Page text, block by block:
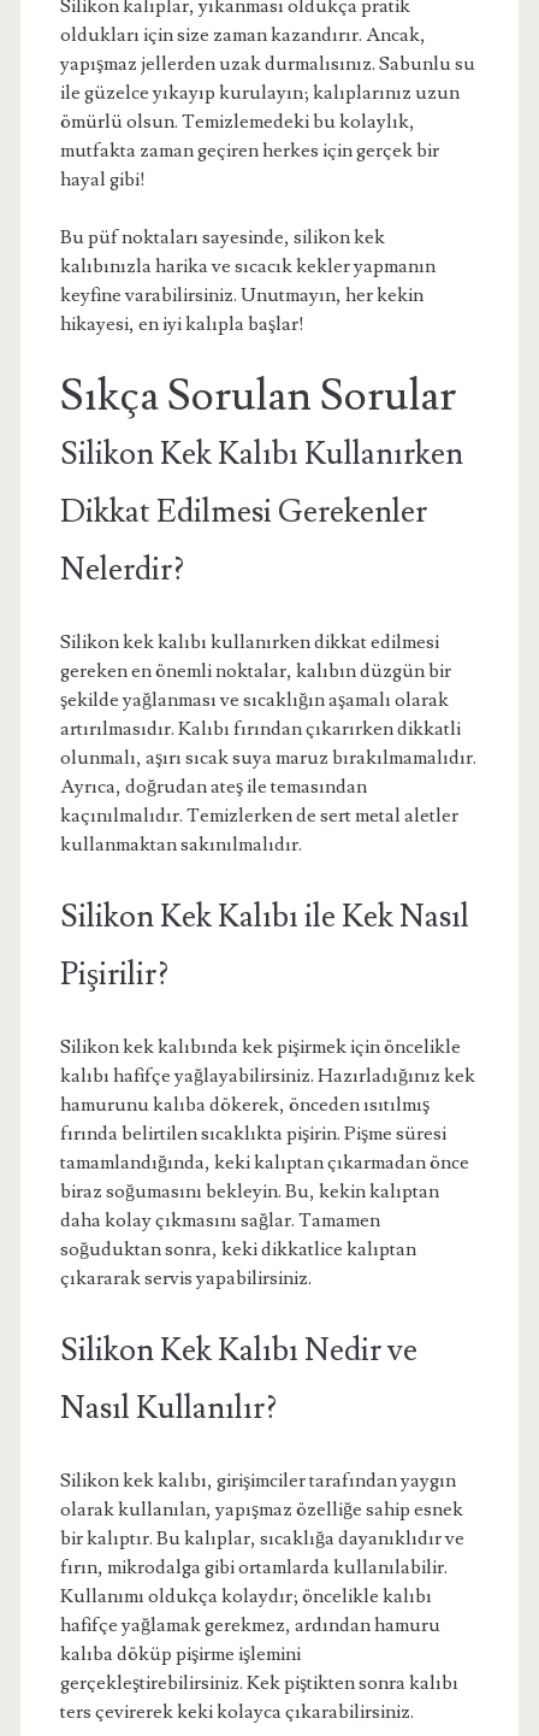
Silikon kalıplar, yıkanması oldukça pratik
oldukları için size zaman kazandırır. Ancak,
yapışmaz jellerden uzak durmalısınız. Sabunlu su
ile güzelce yıkayıp kurulayın; kalıplarınız uzun
ömürlü olsun. Temizlemedeki bu kolaylık,
mutfakta zaman geçiren herkes için gerçek bir
hayal gibi!
Bu püf noktaları sayesinde, silikon kek
kalıbınızla harika ve sıcacık kekler yapmanın
keyfine varabilirsiniz. Unutmayın, her kekin
hikayesi, en iyi kalıpla başlar!
Sıkça Sorulan Sorular
Silikon Kek Kalıbı Kullanırken
Dikkat Edilmesi Gerekenler
Nelerdir?
Silikon kek kalıbı kullanırken dikkat edilmesi
gereken en önemli noktalar, kalıbın düzgün bir
şekilde yağlanması ve sıcaklığın aşamalı olarak
artırılmasıdır. Kalıbı fırından çıkarırken dikkatli
olunmalı, aşırı sıcak suya maruz bırakılmamalıdır.
Ayrıca, doğrudan ateş ile temasından
kaçınılmalıdır. Temizlerken de sert metal aletler
kullanmaktan sakınılmalıdır.
Silikon Kek Kalıbı ile Kek Nasıl
Pişirilir?
Silikon kek kalıbında kek pişirmek için öncelikle
kalıbı hafifçe yağlayabilirsiniz. Hazırladığınız kek
hamurunu kalıba dökerek, önceden ısıtılmış
fırında belirtilen sıcaklıkta pişirin. Pişme süresi
tamamlandığında, keki kalıptan çıkarmadan önce
biraz soğumasını bekleyin. Bu, kekin kalıptan
daha kolay çıkmasını sağlar. Tamamen
soğuduktan sonra, keki dikkatlice kalıptan
çıkararak servis yapabilirsiniz.
Silikon Kek Kalıbı Nedir ve
Nasıl Kullanılır?
Silikon kek kalıbı, girişimciler tarafından yaygın
olarak kullanılan, yapışmaz özelliğe sahip esnek
bir kalıptır. Bu kalıplar, sıcaklığa dayanıklıdır ve
fırın, mikrodalga gibi ortamlarda kullanılabilir.
Kullanımı oldukça kolaydır; öncelikle kalıbı
hafifçe yağlamak gerekmez, ardından hamuru
kalıba döküp pişirme işlemini
gerçekleştirebilirsiniz. Kek piştikten sonra kalıbı
ters çevirerek keki kolayca çıkarabilirsiniz.